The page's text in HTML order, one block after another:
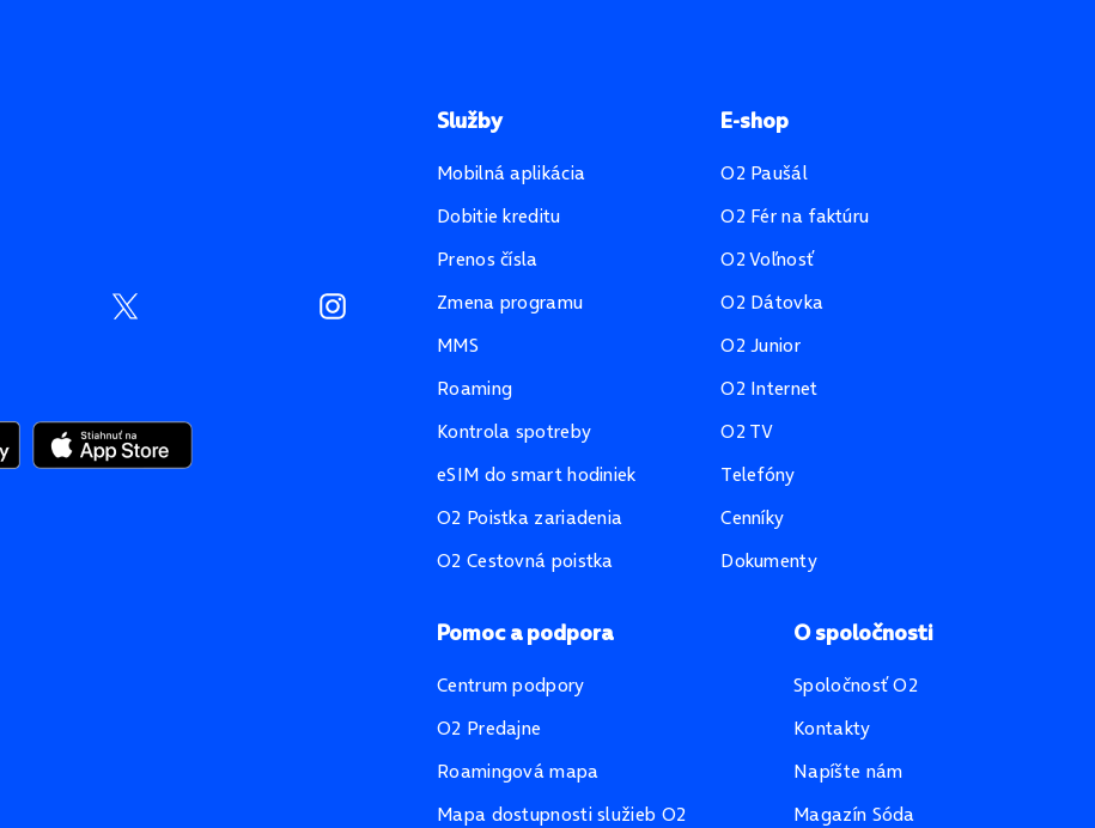
Služby
Mobilná aplikácia
Dobitie kreditu
Prenos čísla
Zmena programu
MMS
Roaming
Kontrola spotreby
eSIM do smart hodiniek
O2 Poistka zariadenia
O2 Cestovná poistka
E-shop
O2 Paušál
O2 Fér na faktúru
O2 Voľnosť
O2 Dátovka
O2 Junior
O2 Internet
O2 TV
Telefóny
Cenníky
Dokumenty
Pomoc a podpora
Centrum podpory
O2 Predajne
Roamingová mapa
Mapa dostupnosti služieb O2
O spoločnosti
Spoločnosť O2
Kontakty
Napíšte nám
Magazín Sóda